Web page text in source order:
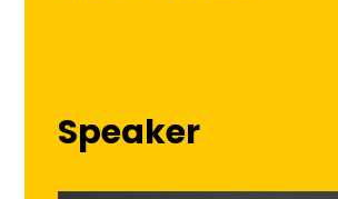
Speaker